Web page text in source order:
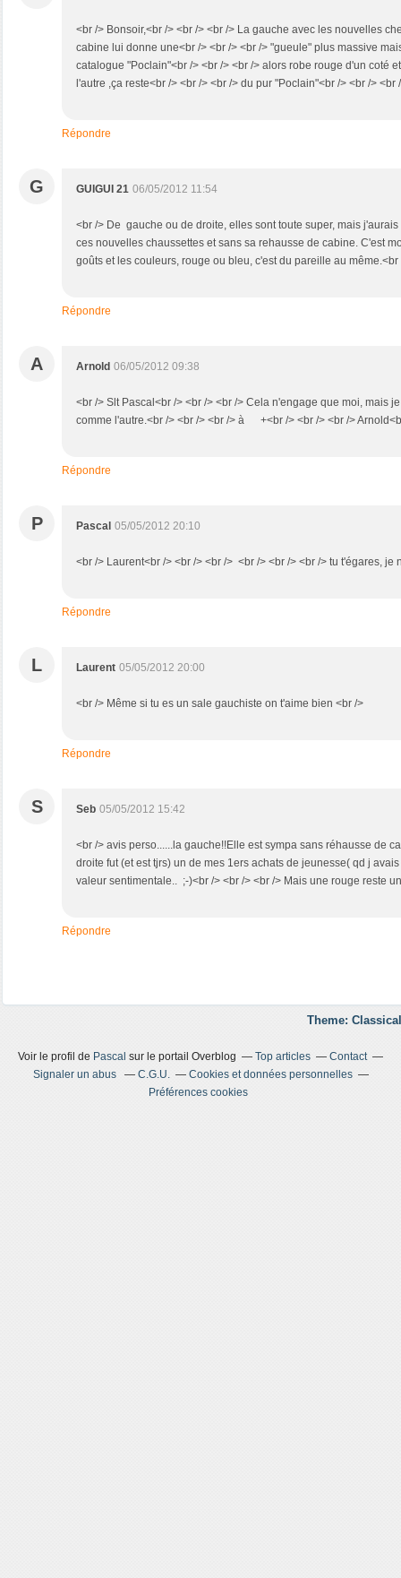
<br /> Bonsoir,<br /> <br /> <br /> La gauche avec les nouvelles
cabine lui donne une<br /> <br /> <br /> "gueule" plus massive
catalogue "Poclain"<br /> <br /> <br /> alors robe rouge d'un coté
l'autre ,ça reste<br /> <br /> <br /> du pur "Poclain"<br /> <br />
Répondre
G GUIGUI 21 06/05/2012 11:54
<br /> De gauche ou de droite, elles sont toute super, mais
ces nouvelles chaussettes et sans sa rehausse de cabine. C'est
goûts et les couleurs, rouge ou bleu, c'est du pareille au même.<br
Répondre
A Arnold 06/05/2012 09:38
<br /> Slt Pascal<br /> <br /> <br /> Cela n'engage que moi, mais
comme l'autre.<br /> <br /> <br /> à +<br /> <br /> <br />
Répondre
P Pascal 05/05/2012 20:10
<br /> Laurent<br /> <br /> <br /> <br /> <br /> <br /> tu t'égares, je
Répondre
L Laurent 05/05/2012 20:00
<br /> Même si tu es un sale gauchiste on t'aime bien <br />
Répondre
S Seb 05/05/2012 15:42
<br /> avis perso......la gauche!!Elle est sympa sans réhausse de
droite fut (et est tjrs) un de mes 1ers achats de jeunesse( qd j
valeur sentimentale.. ;-)<br /> <br /> <br /> Mais une rouge reste
Répondre
Theme:
Voir le profil de Pascal sur le portail Overblog Top articles
Contact
Signaler un abus
C.G.U.
Cookies et données personnelles
Préférences cookies